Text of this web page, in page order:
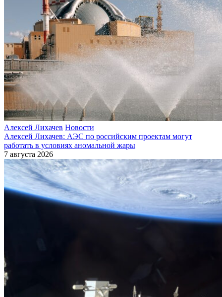
Алексей Лихачев Новости
Алексей Лихачев: АЭС по российским проектам могут
работать в условиях аномальной жары
7 августа 2026